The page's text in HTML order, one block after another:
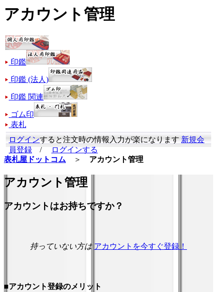
アカウント管理
印鑑
印鑑 (法人)
印鑑 関連
ゴム印
表札
ログインすると注文時の情報入力が楽になります新規会
員登録 /
ログインする
表札屋ドットコム ＞ アカウント管理
アカウント管理
アカウントはお持ちですか？
持っていない方は アカウントを今すぐ登録！
■アカウント登録のメリット